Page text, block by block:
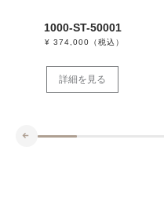
1000-ST-50001
¥ 374,000（税込）
詳細を見る